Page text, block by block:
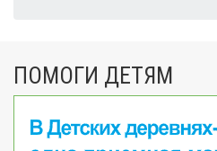
ПОМОГИ ДЕТЯМ